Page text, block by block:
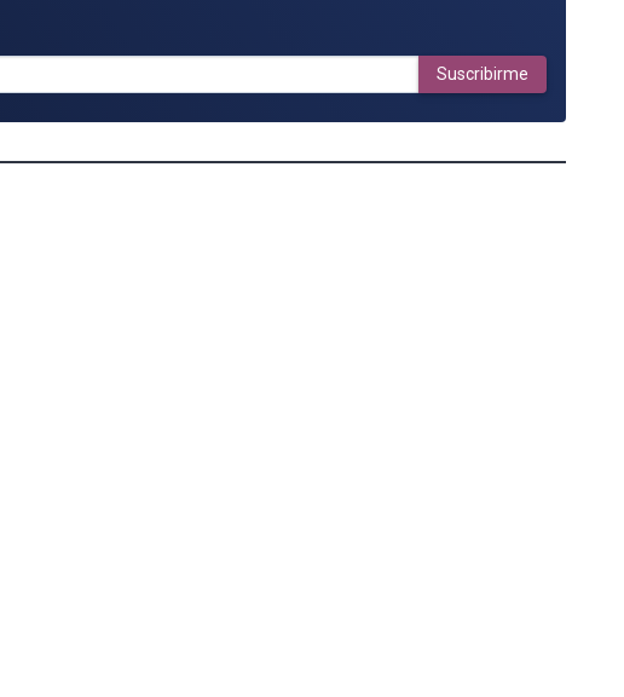
Suscribirme